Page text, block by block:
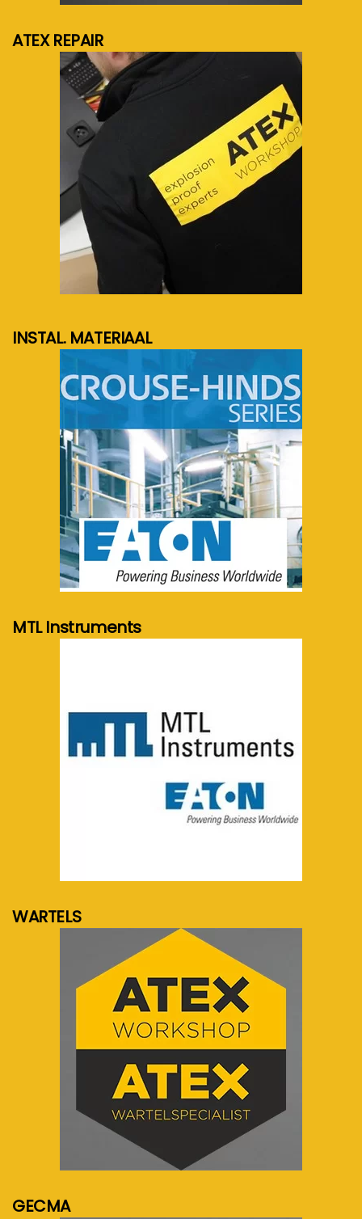
ATEX REPAIR
meer info...
INSTAL. MATERIAAL
meer info...
MTL Instruments
WARTELS
meer info...
GECMA